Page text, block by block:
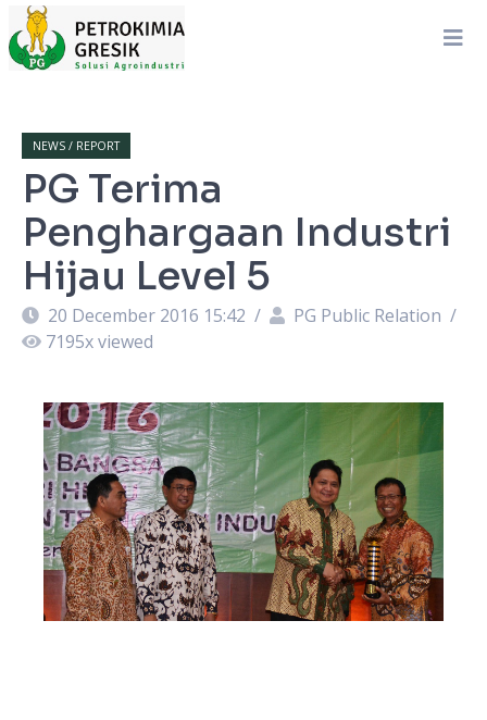
NEWS / REPORT
PG Terima
Penghargaan Industri
Hijau Level 5
20 December 2016 15:42 / PG Public Relation /
7195x viewed